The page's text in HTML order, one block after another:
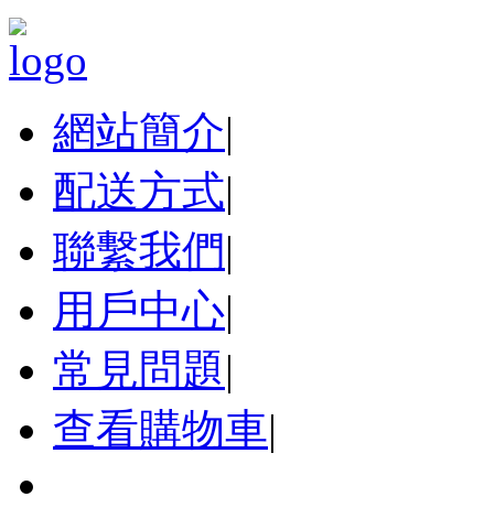
網站簡介|
配送方式|
聯繫我們|
用戶中心|
常見問題|
查看購物車|